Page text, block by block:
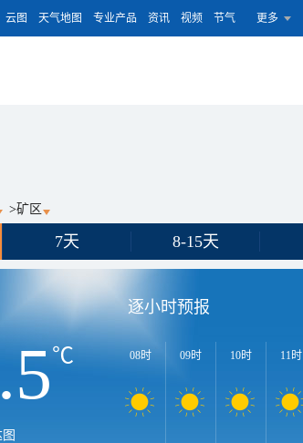
云图 天气地图 专业产品 资讯 视频 节气 更多
>矿区
7天 8-15天
℃
逐小时预报
08时 09时 10时 11时